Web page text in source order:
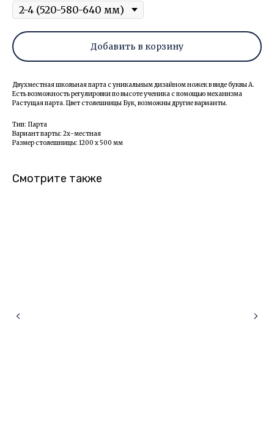
Добавить в корзину
Двухместная школьная парта с уникальным дизайном ножек в виде буквы А.
Есть возможность регулировки по высоте ученика с помощью механизма
Растущая парта. Цвет столешницы Бук, возможны другие варианты.
Тип: Парта
Вариант парты: 2х-местная
Размер столешницы: 1200 х 500 мм
Смотрите также